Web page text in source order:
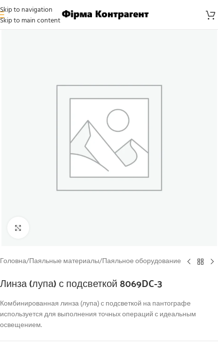
Skip to navigation
Skip to main content
Головна/Паяльные материалы/Паяльное оборудование
Линза (лупа) с подсветкой 8069DC-3
Комбинированная линза (лупа) с подсветкой на пантографе
используется для выполнения точных операций с идеальным
освещением.